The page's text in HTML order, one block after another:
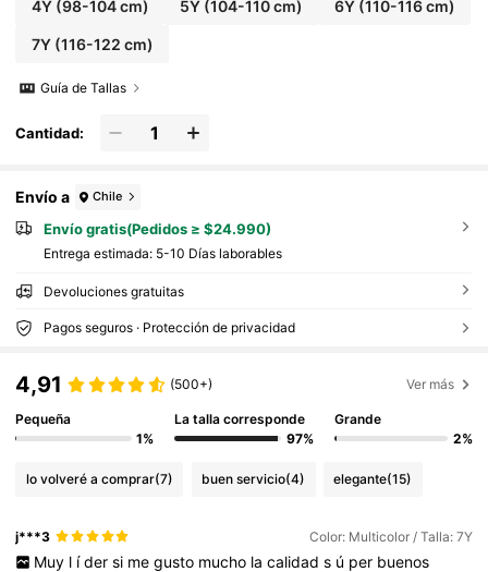
4Y(98-104 cm) 5Y (104-110 cm) 6Y(110-116 cm)
7Y(116-122 cm)
Guía de Tallas
Cantidad:
Envío a Chile
Envío gratis(Pedidos ≥ $24.990)
Entrega estimada: 5-10 Días laborables
Devoluciones gratuitas
Pagos seguros · Protección de privacidad
4,91 (500+) Ver más
Pequeña
1%
La talla corresponde
97%
Grande
2%
lo volveré a comprar(7) buen servicio(4) elegante(15)
j***3 Color: Multicolor / Talla: 7Y
Muy l íder si me gusto mucho la calidad s ú per buenos